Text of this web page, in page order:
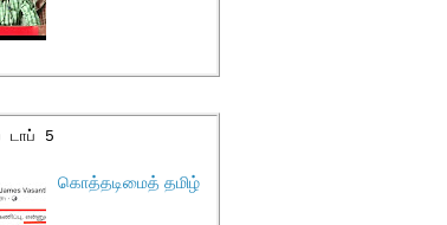
டாப் 5
கொத்தடிமைத் தமிழ்